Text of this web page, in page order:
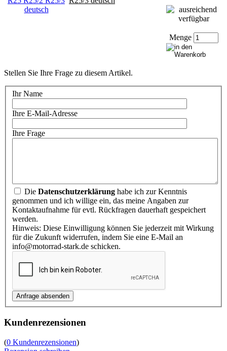
Menge
Stellen Sie Ihre Frage zu diesem Artikel.
Ihr Name
Ihre E-Mail-Adresse
Ihre Frage
Die Datenschutzerklärung habe ich zur Kenntnis
genommen und ich willige ein, das meine Angaben zur
Kontaktaufnahme für evtl. Rückfragen dauerhaft gespeichert
werden.
Hinweis: Diese Einwilligung können Sie jederzeit mit Wirkung
für die Zukunft widerrufen, indem Sie eine E-Mail an
info@motorrad-stark.de schicken.
Kundenrezensionen
(0 Kundenrezensionen)